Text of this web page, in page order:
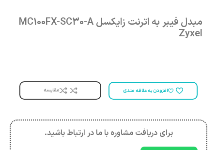
مبدل فیبر به اترنت زایکسل MC100FX-SC30-A
Zyxel
افزودن به علاقه مندی مقایسه
برای دریافت مشاوره با ما در ارتباط باشید.